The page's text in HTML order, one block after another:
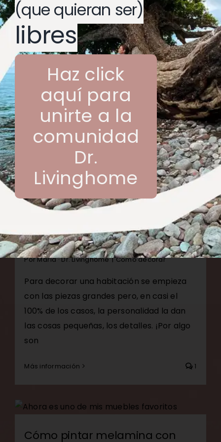
3 tips para decorar una
cómoda
PorMaría · Dr. Livinghome | Cómo decorar
Para decorar una habitación se empieza
con las piezas grandes pero, en casi el
100% de los casos, la personalidad la dan
las cosas pequeñas, los detalles. ¡Por algo
son
Más información 1
Cómo pintar melamina con
(que quieran ser)
libres
Haz click
aquí para
unirte a la
comunidad
Dr.
Livinghome